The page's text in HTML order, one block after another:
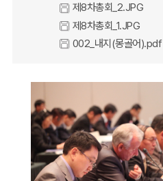
제8차총회_2.JPG
제8차총회_1.JPG
002_내지(몽골어).pdf